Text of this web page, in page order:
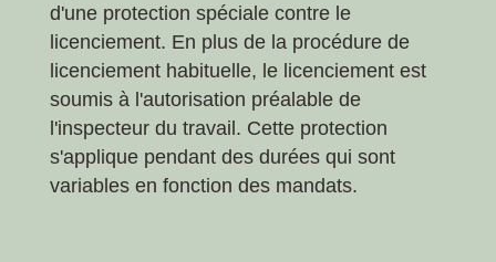
d'une protection spéciale contre le
licenciement. En plus de la procédure de
licenciement habituelle, le licenciement est
soumis à l'autorisation préalable de
l'inspecteur du travail. Cette protection
s'applique pendant des durées qui sont
variables en fonction des mandats.